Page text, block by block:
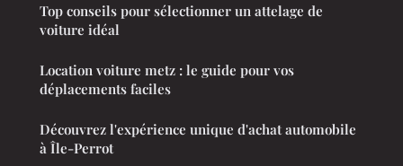
Top conseils pour sélectionner un attelage de
voiture idéal
Location voiture metz : le guide pour vos
déplacements faciles
Découvrez l'expérience unique d'achat automobile
à Île-Perrot